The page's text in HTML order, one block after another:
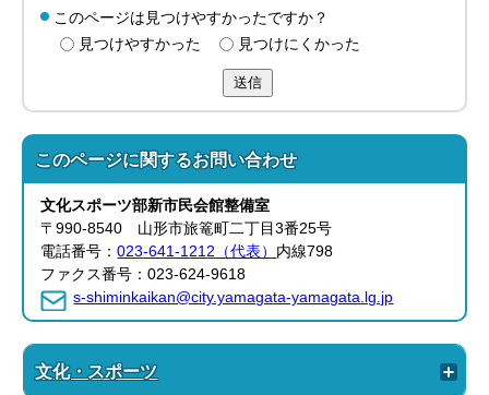
このページは見つけやすかったですか？
見つけやすかった
見つけにくかった
送信
このページに関するお問い合わせ
文化スポーツ部新市民会館整備室
〒990-8540 山形市旅篭町二丁目3番25号
電話番号：023-641-1212（代表） 内線798
ファクス番号：023-624-9618
s-shiminkaikan@city.yamagata-yamagata.lg.jp
文化・スポーツ